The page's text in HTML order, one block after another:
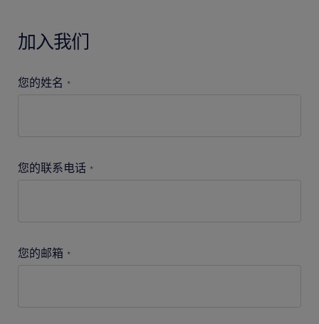
加入我们
您的姓名 *
您的联系电话 *
您的邮箱 *